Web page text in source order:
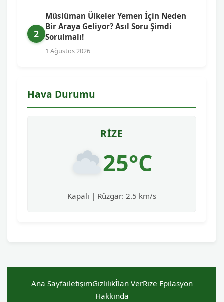
2
Müslüman Ülkeler Yemen İçin Neden
Bir Araya Geliyor? Asıl Soru Şimdi
Sorulmalı!
1 Ağustos 2026
Hava Durumu
RIZE
25°C
Kapalı | Rüzgar: 2.5 km/s
Ana SayfailetişimGizlilikİlan VerRize Epilasyon
Hakkında